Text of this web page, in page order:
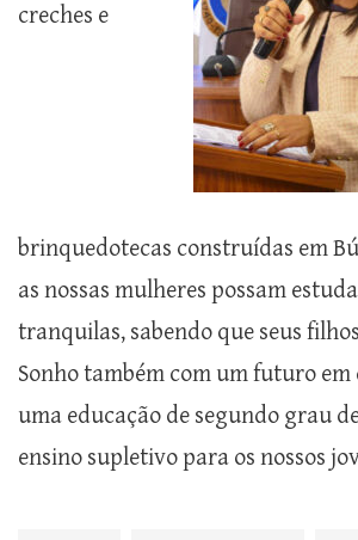
creches e
brinquedotecas construídas em
as nossas mulheres possam
tranquilas, sabendo que seus
Sonho também com um futuro em
uma educação de segundo grau
ensino supletivo para os nossos